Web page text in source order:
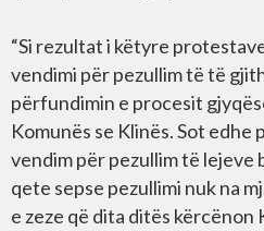
“Si rezultat i këtyre
vendimi për pezullim të të
përfundimin e procesit
Komunës se Klinës. Sot edhe
vendim për pezullim të lejeve
qete sepse pezullimi nuk na
e zeze që dita ditës